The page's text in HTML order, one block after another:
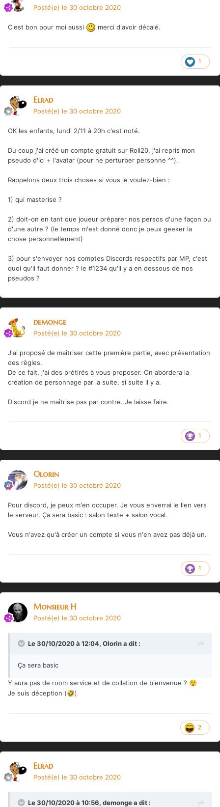
Posté(e) le 30 octobre 2020
C'est bon pour moi aussi merci d'avoir décalé.
1
Elrad
Posté(e) le 30 octobre 2020
OK les enfants, lundi 2/11 à 20h c'est noté.
Du coup j'ai créé un compte gratuit sur Roll20, j'ai repris mon
pseudo d'ici + l'avatar (pour ne perturber personne ^^).
Rappelons deux trois choses si vous le voulez-bien :
1) qui masterise ?
2) doit-on en tant que joueur préparer nos persos d'une façon ou
d'une autre ? (le temps m'est donné donc je peux geeker la
chose personnellement)
3) pour s'envoyer nos comptes Discords respectifs par MP, c'est
quoi qu'il faut donner ? le #1234 qu'il y a en dessous de nos
pseudos ?
demonge
Posté(e) le 30 octobre 2020
J'ai proposé de maîtriser cette première partie, avec présentation
des règles.
De ce fait, j'ai des prétirés à vous proposer. On abordera la
création de personnage par la suite, si suite il y a.
Discord je ne maîtrise pas par contre. Je laisse faire.
1
Olorin
Posté(e) le 30 octobre 2020
Pour discord, je peux m'en occuper. Je vous enverrai le lien vers
le serveur. Ça sera basic : salon texte + salon vocal.
Vous n'avez qu'à créer un compte si vous n'en avez pas déjà un.
1
Monsieur H
Posté(e) le 30 octobre 2020
Le 30/10/2020 à 12:04, Olorina dit :
Ça sera basic
Y aura pas de room service et de collation de bienvenue ? 😲
Je suis déception (🤣)
2
Elrad
Posté(e) le 30 octobre 2020
Le 30/10/2020 à 10:56, demongea dit :